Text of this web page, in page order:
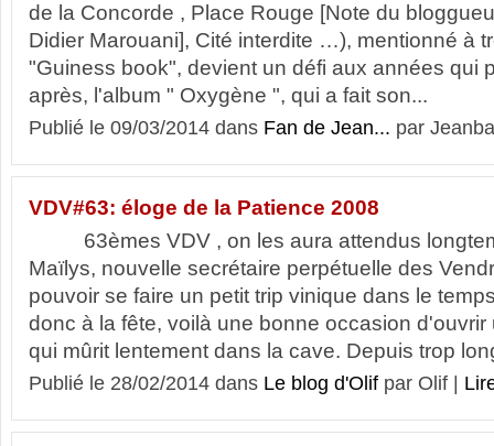
de la Concorde , Place Rouge [Note du
Didier Marouani], Cité interdite …), mentionné à
"Guiness book", devient un défi aux années qui
après, l'album " Oxygène ", qui a fait son...
Publié le 09/03/2014 dans Fan de Jean... par
VDV#63: éloge de la Patience 2008
63èmes VDV , on les aura attendus
Maïlys, nouvelle secrétaire perpétuelle des
pouvoir se faire un petit trip vinique dans le
donc à la fête, voilà une bonne occasion
qui mûrit lentement dans la cave. Depuis trop
Publié le 28/02/2014 dans Le blog d'Olif par Olif |